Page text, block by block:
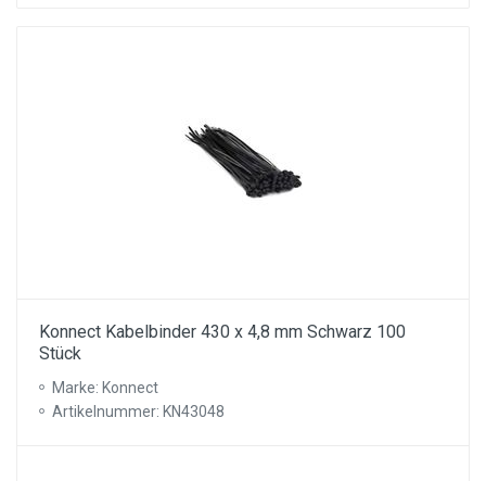
Konnect Kabelbinder 430 x 4,8 mm Schwarz 100
Stück
Marke: Konnect
Artikelnummer: KN43048